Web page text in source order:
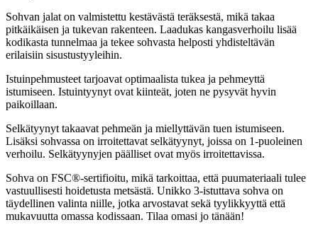
Sohvan jalat on valmistettu kestävästä teräksestä, mikä takaa
pitkäikäisen ja tukevan rakenteen. Laadukas kangasverhoilu lisää
kodikasta tunnelmaa ja tekee sohvasta helposti yhdisteltävän
erilaisiin sisustustyyleihin.
Istuinpehmusteet tarjoavat optimaalista tukea ja pehmeyttä
istumiseen. Istuintyynyt ovat kiinteät, joten ne pysyvät hyvin
paikoillaan.
Selkätyynyt takaavat pehmeän ja miellyttävän tuen istumiseen.
Lisäksi sohvassa on irroitettavat selkätyynyt, joissa on 1-puoleinen
verhoilu. Selkätyynyjen päälliset ovat myös irroitettavissa.
Sohva on FSC®-sertifioitu, mikä tarkoittaa, että puumateriaali tulee
vastuullisesti hoidetusta metsästä. Unikko 3-istuttava sohva on
täydellinen valinta niille, jotka arvostavat sekä tyylikkyyttä että
mukavuutta omassa kodissaan. Tilaa omasi jo tänään!